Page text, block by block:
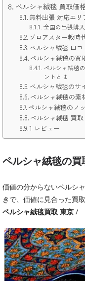
ペルシャ絨毯 買取価
無料出張 対応エリ
全国の出張購
ゾロアスター教時
ペルシャ絨毯 口コ
ペルシャ絨毯の買
ペルシャ絨毯
ントとは
ペルシャ絨毯のサ
ペルシャ絨毯の素
ペルシャ絨毯のノ
ペルシャ絨毯 買
1 レビュー
ペルシャ絨毯の買
価値の分からないペルシ
きで、価値に見合った買
ペルシャ絨毯買取 東京 /